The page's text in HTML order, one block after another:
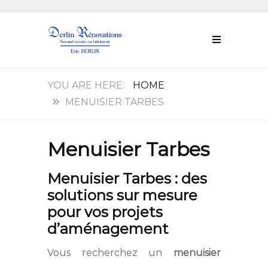
HOME
MENUISIER TARBES
Menuisier Tarbes
Menuisier Tarbes : des
solutions sur mesure
pour vos projets
d’aménagement
Vous recherchez un menuisier